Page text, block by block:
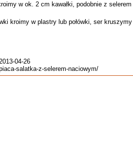
w ok. 2 cm kawałki, podobnie z
kroimy w plastry lub połówki, ser
04-26
salatka-z-selerem-naciowym/